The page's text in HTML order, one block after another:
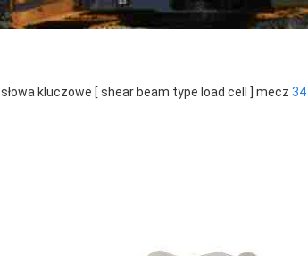
słowa kluczowe [ shear beam type load cell ] mecz 34